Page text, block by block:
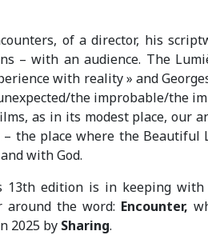
of a director, his
– with an audience. The
with reality » and
the improbable/the
as in its modest place, our
the place where the Beautiful
with God.
13th edition is in keeping
around the word: Encounter,
2025 by Sharing.